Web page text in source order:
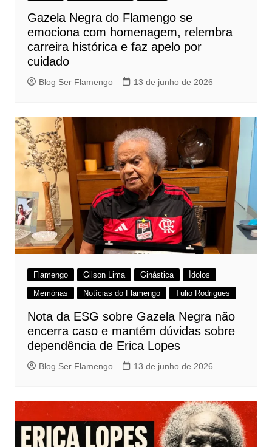
Gazela Negra do Flamengo se
emociona com homenagem, relembra
carreira histórica e faz apelo por
cuidado
Blog Ser Flamengo 13 de junho de 2026
Flamengo Gilson Lima Ginástica
Ídolos
Memórias
Notícias do Flamengo Tulio Rodrigues
Nota da ESG sobre Gazela Negra não
encerra caso e mantém dúvidas sobre
dependência de Erica Lopes
Blog Ser Flamengo 13 de junho de 2026